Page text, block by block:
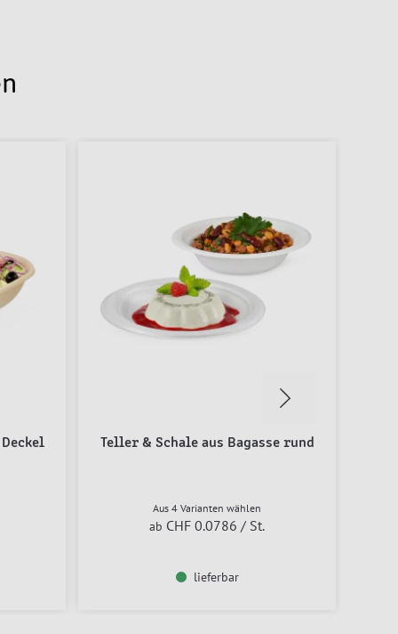
Teller & Schale aus Bagasse rund
Aus 4 Varianten wählen
ab CHF 0.0786 / St.
lieferbar